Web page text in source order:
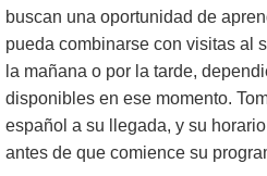
buscan una oportunidad de
pueda combinarse con visitas al
la mañana o por la tarde,
disponibles en ese momento.
español a su llegada, y su
antes de que comience su